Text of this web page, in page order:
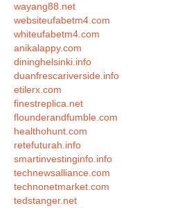
wayang88.net
websiteufabetm4.com
whiteufabetm4.com
anikalappy.com
dininghelsinki.info
duanfrescariverside.info
etilerx.com
finestreplica.net
flounderandfumble.com
healthohunt.com
retefuturah.info
smartinvestinginfo.info
technewsalliance.com
technonetmarket.com
tedstanger.net